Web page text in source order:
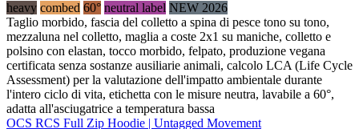
heavy combed 60° neutral label NEW 2026
Taglio morbido, fascia del colletto a spina di pesce tono su tono,
mezzaluna nel colletto, maglia a coste 2x1 su maniche, colletto e
polsino con elastan, tocco morbido, felpato, produzione vegana
certificata senza sostanze ausiliarie animali, calcolo LCA (Life Cycle
Assessment) per la valutazione dell'impatto ambientale durante
l'intero ciclo di vita, etichetta con le misure neutra, lavabile a 60°,
adatta all'asciugatrice a temperatura bassa
OCS RCS Full Zip Hoodie | Untagged Movement